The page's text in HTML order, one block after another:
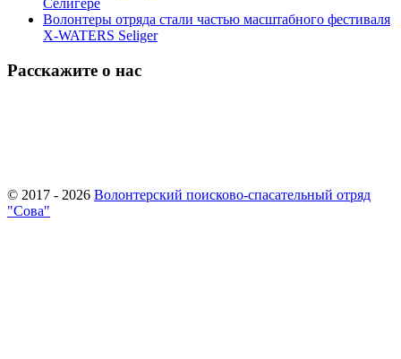
Селигере
Волонтеры отряда стали частью масштабного фестиваля
X-WATERS Seliger
Расскажите о нас
© 2017 - 2026 Волонтерский поисково-спасательный отряд
"Сова"